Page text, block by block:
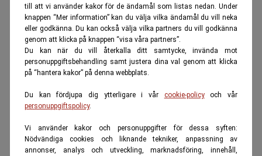
till att vi använder kakor för de ändamål som listas nedan. Under
knappen “Mer information” kan du välja vilka ändamål du vill neka
eller godkänna. Du kan också välja vilka partners du vill godkänna
genom att klicka på knappen “visa våra partners”.
Du kan när du vill återkalla ditt samtycke, invända mot
personuppgiftsbehandling samt justera dina val genom att klicka
på “hantera kakor” på denna webbplats.
Du kan fördjupa dig ytterligare i vår cookie-policyoch vår
personuppgiftspolicy.
Vi använder kakor och personuppgifter för dessa syften:
Nödvändiga cookies och liknande tekniker, anpassning av
annonser, analys och utveckling, marknadsföring, innehåll,